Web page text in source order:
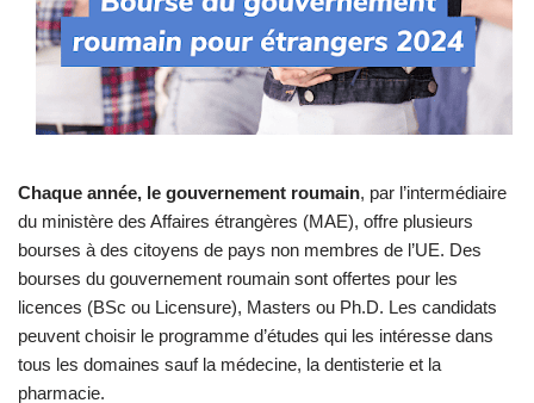
Chaque année, le gouvernement roumain, par l’intermédiaire
du ministère des Affaires étrangères (MAE), offre plusieurs
bourses à des citoyens de pays non membres de l’UE. Des
bourses du gouvernement roumain sont offertes pour les
licences (BSc ou Licensure), Masters ou Ph.D. Les candidats
peuvent choisir le programme d’études qui les intéresse dans
tous les domaines sauf la médecine, la dentisterie et la
pharmacie.